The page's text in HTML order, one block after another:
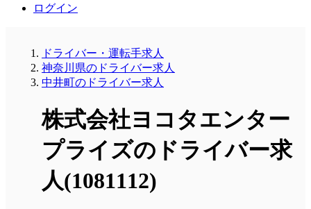
ログイン
ドライバー・運転手求人
神奈川県のドライバー求人
中井町のドライバー求人
株式会社ヨコタエンター
プライズのドライバー求
人(1081112)